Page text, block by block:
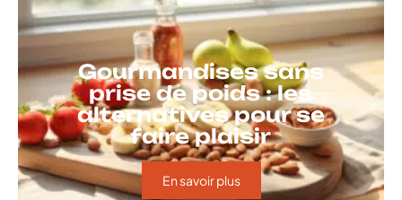
Gourmandises sans
prise de poids : les
alternatives pour se
faire plaisir
En savoir plus